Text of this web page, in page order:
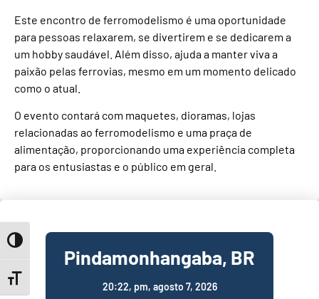
Toggle High Contrast
Toggle Font size
Este encontro de ferromodelismo é uma oportunidade
para pessoas relaxarem, se divertirem e se dedicarem a
um hobby saudável. Além disso, ajuda a manter viva a
paixão pelas ferrovias, mesmo em um momento delicado
como o atual.
O evento contará com maquetes, dioramas, lojas
relacionadas ao ferromodelismo e uma praça de
alimentação, proporcionando uma experiência completa
para os entusiastas e o público em geral.
Pindamonhangaba, BR
20:22, pm, agosto 7, 2026